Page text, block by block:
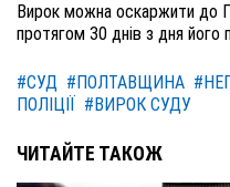
Вирок можна оскаржити до
протягом 30 днів з дня його
#СУД #ПОЛТАВЩИНА
ПОЛІЦІЇ #ВИРОК СУДУ
ЧИТАЙТЕ ТАКОЖ